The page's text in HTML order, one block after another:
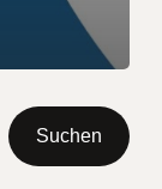
Suchen